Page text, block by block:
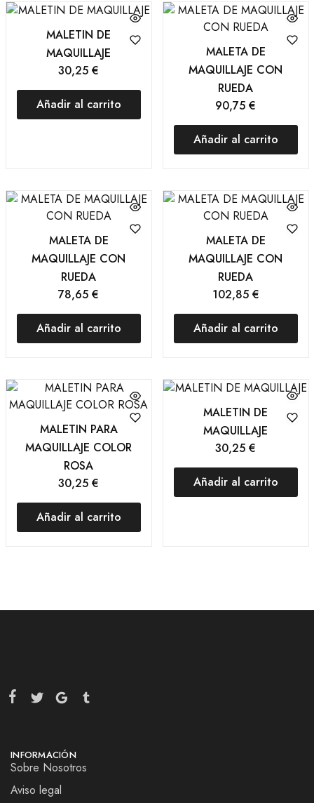
MALETIN DE
MAQUILLAJE
30,25 €
Añadir al carrito
MALETA DE
MAQUILLAJE CON
RUEDA
90,75 €
Añadir al carrito
MALETA DE
MAQUILLAJE CON
RUEDA
78,65 €
Añadir al carrito
MALETA DE
MAQUILLAJE CON
RUEDA
102,85 €
Añadir al carrito
MALETIN PARA
MAQUILLAJE COLOR
ROSA
30,25 €
Añadir al carrito
MALETIN DE
MAQUILLAJE
30,25 €
Añadir al carrito
INFORMACIÓN
Sobre Nosotros
Aviso legal